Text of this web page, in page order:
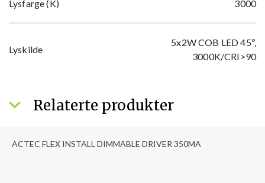
Lysfarge (K) 3000
Lyskilde
5x2W COB LED 45º,
3000K/CRI>90
Relaterte produkter
ACTEC FLEX INSTALL DIMMABLE DRIVER 350MA